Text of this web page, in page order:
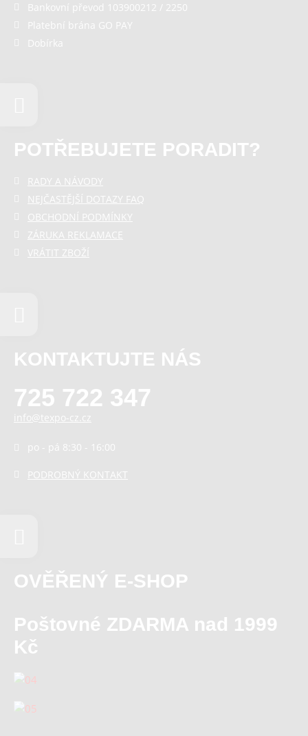
Bankovní převod 103900212 / 2250
Platební brána GO PAY
Dobírka
POTŘEBUJETE PORADIT?
RADY A NÁVODY
NEJČASTĚJŠÍ DOTAZY FAQ
OBCHODNÍ PODMÍNKY
ZÁRUKA REKLAMACE
VRÁTIT ZBOŽÍ
KONTAKTUJTE NÁS
725 722 347
info@texpo-cz.cz
po - pá 8:30 - 16:00
PODROBNÝ KONTAKT
OVĚŘENÝ E-SHOP
Poštovné ZDARMA nad 1999
Kč